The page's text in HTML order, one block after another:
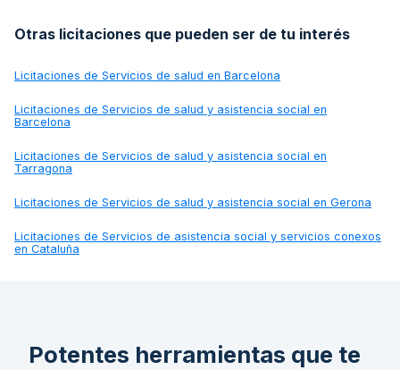
Otras licitaciones que pueden ser de tu interés
Licitaciones de Servicios de salud en Barcelona
Licitaciones de Servicios de salud y asistencia social en
Barcelona
Licitaciones de Servicios de salud y asistencia social en
Tarragona
Licitaciones de Servicios de salud y asistencia social en Gerona
Licitaciones de Servicios de asistencia social y servicios conexos
en Cataluña
Potentes herramientas que te